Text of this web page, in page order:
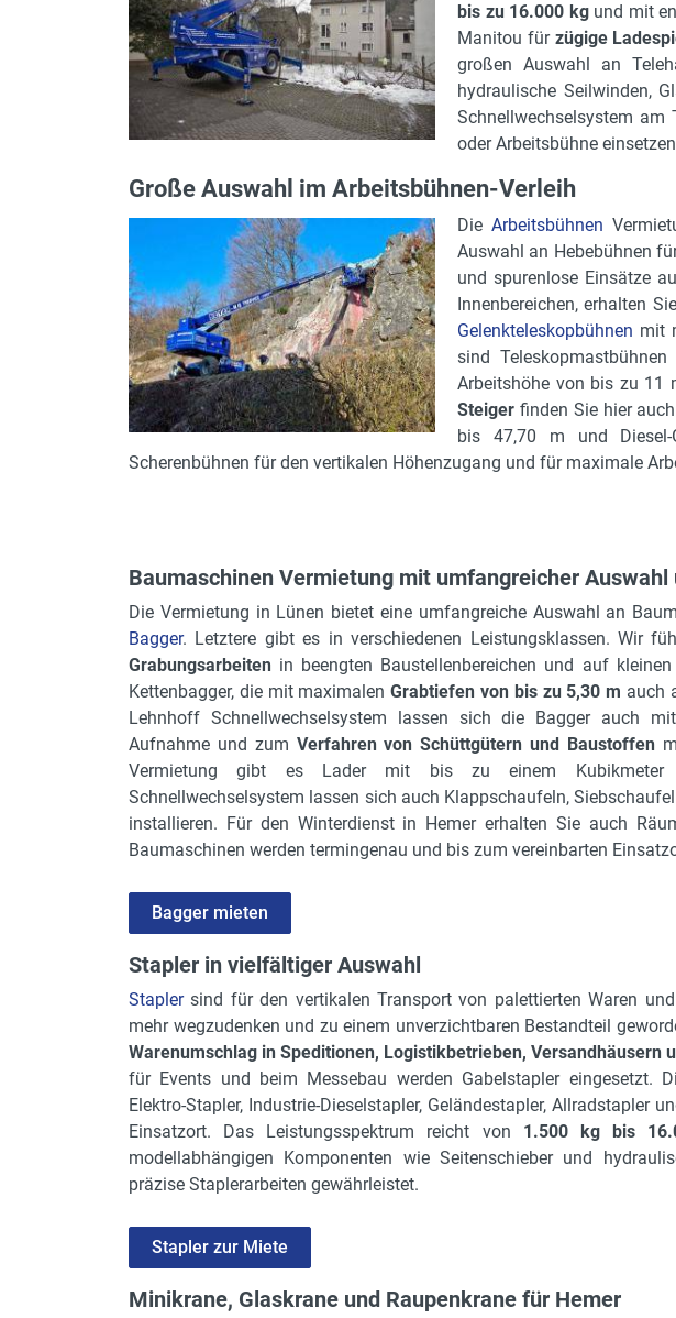
bis zu 16.000 kgund mit
Manitou für zügige
großen Auswahl an
hydraulische Seilwinden,
Schnellwechselsystem am
oder Arbeitsbühne
Große Auswahl im Arbeitsbühnen-Verleih
Die Arbeitsbühnen
Auswahl an Hebebühnen
und spurenlose Einsätze
Innenbereichen, erhalten
Gelenkteleskopbühnen mit
sind
Arbeitshöhe von bis zu 11
Steiger finden Sie hier
bis 47,70 m und Diesel-
Scherenbühnen für den vertikalen Höhenzugang und für maximale
Baumaschinen Vermietung mit umfangreicher
Die Vermietung in Lünen bietet eine umfangreiche Auswahl an
Bagger. Letztere gibt es in verschiedenen Leistungsklassen. Wir
Grabungsarbeiten in beengten Baustellenbereichen und auf
Kettenbagger, die mit maximalenGrabtiefen von bis zu 5,30 m auch
Lehnhoff Schnellwechselsystem lassen sich die Bagger auch
Aufnahme und zum Verfahren von Schüttgütern und Baustoffen
Vermietung gibt es Lader mit bis zu einem Kubikmeter
Schnellwechselsystem lassen sich auch Klappschaufeln,
installieren. Für den Winterdienst in Hemer erhalten Sie auch
Baumaschinen werden termingenau und bis zum vereinbarten
Bagger mieten
Stapler in vielfältiger Auswahl
Staplersind für den vertikalen Transport von palettierten Waren
mehr wegzudenken und zu einem unverzichtbaren Bestandteil
Warenumschlag in Speditionen, Logistikbetrieben, Versandhäusern
für Events und beim Messebau werden Gabelstapler eingesetzt.
Elektro-Stapler, Industrie-Dieselstapler, Geländestapler, Allradstapler
Einsatzort. Das Leistungsspektrum reicht von 1.500 kg bis
modellabhängigen Komponenten wie Seitenschieber und
präzise Staplerarbeiten gewährleistet.
Stapler zur Miete
Minikrane, Glaskrane und Raupenkrane für Hemer